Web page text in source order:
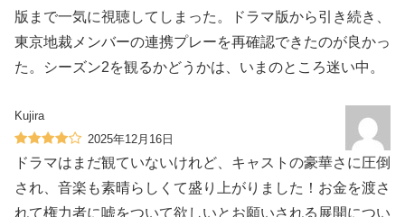
版まで一気に視聴してしまった。ドラマ版から引き続き、
東京地裁メンバーの連携プレーを再確認できたのが良かっ
た。シーズン2を観るかどうかは、いまのところ迷い中。
Kujira
2025年12月16日
ドラマはまだ観ていないけれど、キャストの豪華さに圧倒
され、音楽も素晴らしくて盛り上がりました！お金を渡さ
れて権力者に嘘をついて欲しいとお願いされる展開につい